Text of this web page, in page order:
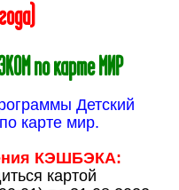
по карте МИР
Детский
карте мир.
КЭШБЭКА:
картой